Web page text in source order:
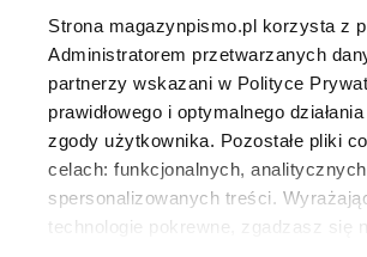
Strona magazynpismo.pl korzysta z
Administratorem przetwarzanych
partnerzy wskazani w Polityce
prawidłowego i optymalnego
zgody użytkownika. Pozostałe pliki
celach: funkcjonalnych,
spersonalizowanych treści.
technologie pokrewne, zgadzasz się
wspierają: